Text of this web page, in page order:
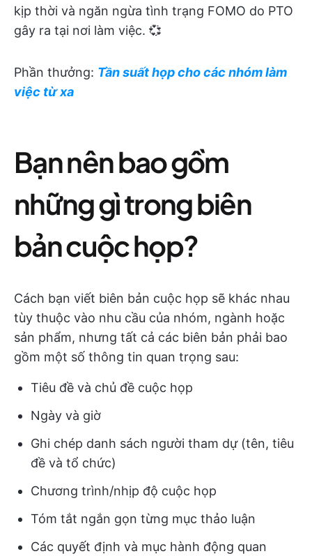
kịp thời và ngăn ngừa tình trạng FOMO do PTO
gây ra tại nơi làm việc. 💞
Phần thưởng: Tần suất họp cho các nhóm làm
việc từ xa
Bạn nên bao gồm
những gì trong biên
bản cuộc họp?
Cách bạn viết biên bản cuộc họp sẽ khác nhau
tùy thuộc vào nhu cầu của nhóm, ngành hoặc
sản phẩm, nhưng tất cả các biên bản phải bao
gồm một số thông tin quan trọng sau:
Tiêu đề và chủ đề cuộc họp
Ngày và giờ
Ghi chép danh sách người tham dự (tên, tiêu
đề và tổ chức)
Chương trình/nhịp độ cuộc họp
Tóm tắt ngắn gọn từng mục thảo luận
Các quyết định và mục hành động quan